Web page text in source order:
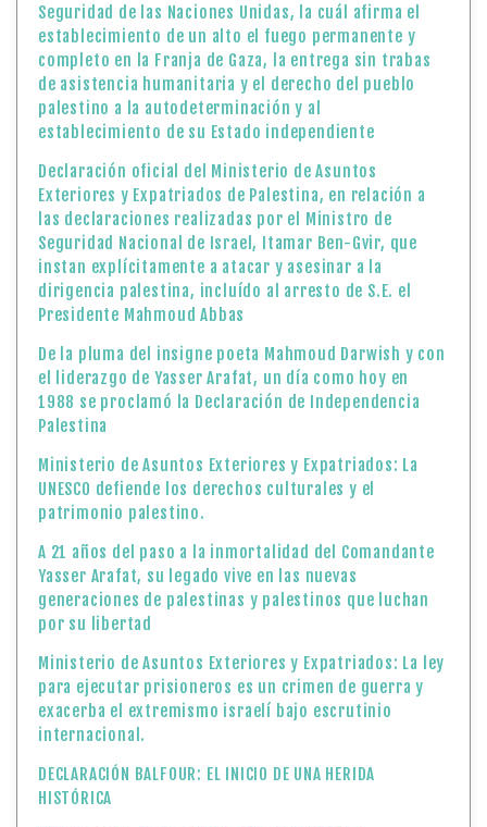
Seguridad de las Naciones Unidas, la cuál afirma el
establecimiento de un alto el fuego permanente y
completo en la Franja de Gaza, la entrega sin trabas
de asistencia humanitaria y el derecho del pueblo
palestino a la autodeterminación y al
establecimiento de su Estado independiente
Declaración oficial del Ministerio de Asuntos
Exteriores y Expatriados de Palestina, en relación a
las declaraciones realizadas por el Ministro de
Seguridad Nacional de Israel, Itamar Ben-Gvir, que
instan explícitamente a atacar y asesinar a la
dirigencia palestina, incluído al arresto de S.E. el
Presidente Mahmoud Abbas
De la pluma del insigne poeta Mahmoud Darwish y con
el liderazgo de Yasser Arafat, un día como hoy en
1988 se proclamó la Declaración de Independencia
Palestina
Ministerio de Asuntos Exteriores y Expatriados: La
UNESCO defiende los derechos culturales y el
patrimonio palestino.
A 21 años del paso a la inmortalidad del Comandante
Yasser Arafat, su legado vive en las nuevas
generaciones de palestinas y palestinos que luchan
por su libertad
Ministerio de Asuntos Exteriores y Expatriados: La ley
para ejecutar prisioneros es un crimen de guerra y
exacerba el extremismo israelí bajo escrutinio
internacional.
DECLARACIÓN BALFOUR: EL INICIO DE UNA HERIDA
HISTÓRICA